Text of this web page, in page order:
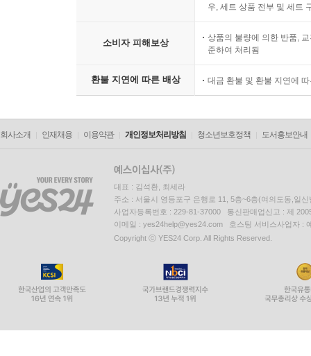
우, 세트 상품 전부 및 세트
소비자 피해보상
상품의 불량에 의한 반품,
준하여 처리됨
환불 지연에 따른 배상 대금 환불 및 환불 지연에
회사소개 인재채용 이용약관 개인정보처리방침 청소년보호정책 도서홍보안내
대표 : 김석환, 최세라
주소 : 서울시 영등포구 은행로 11, 5층~6층(여의도동,일신
사업자등록번호 : 229-81-37000 통신판매업신고 : 제
이메일 : yes24help@yes24.com 호스팅 서비스사업자 :
Copyright ⓒ YES24 Corp. All Rights Reserved.